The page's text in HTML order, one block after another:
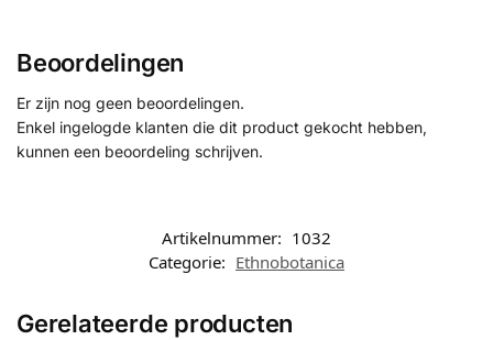
Beoordelingen
Er zijn nog geen beoordelingen.
Enkel ingelogde klanten die dit product gekocht hebben,
kunnen een beoordeling schrijven.
Artikelnummer: 1032
Categorie: Ethnobotanica
Gerelateerde producten